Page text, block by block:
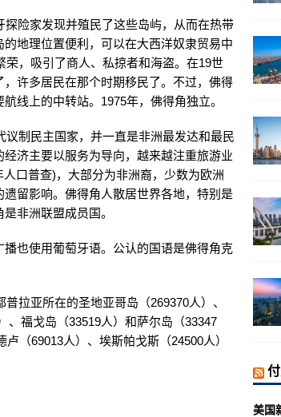
险家发现并殖民了这些岛屿，从而在热带
地理位置便利，可以在大西洋奴隶贸易中
，吸引了商人、私掠者和海盗。在19世
许多居民在那个时期移民了。不过，佛得
线上的中转站。1975年，佛得角独立。
制民主国家，并一直是非洲最发达和最民
济主要以服务为导向，越来越注重旅游业
口普查)，大部分为非洲裔，少数为欧洲
留影响。佛得角人散居世界各地，特别是
非洲联盟成员国。
也使用葡萄牙语。公认的国语是佛得角克
拉亚所在的圣地亚哥岛（269370人）、
、福戈岛（33519人）和萨尔岛（33347
（69013人）、埃斯帕戈斯（24500人）
美国